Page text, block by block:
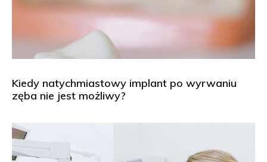
Kiedy natychmiastowy implant po wyrwaniu
zęba nie jest możliwy?